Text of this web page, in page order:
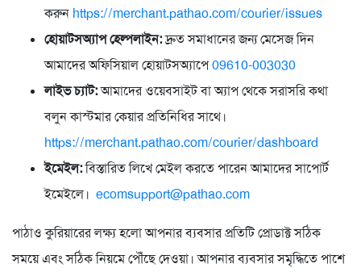
করুন https://merchant.pathao.com/courier/issues
হোয়াটসঅ্যাপ হেল্পলাইন:দ্রুত সমাধানের জন্য মেসেজ দিন
আমাদের অফিসিয়াল হোয়াটসঅ্যাপে09610-003030
লাইভ চ্যাট:আমাদের ওয়েবসাইট বা অ্যাপ থেকে সরাসরি কথা
বলুন কাস্টমার কেয়ার প্রতিনিধির সাথে।
https://merchant.pathao.com/courier/dashboard
ইমেইল:বিস্তারিত লিখে মেইল করতে পারেন আমাদের সাপোর্ট
ইমেইলে। ecomsupport@pathao.com
পাঠাও কুরিয়ারের লক্ষ্য হলো আপনার ব্যবসার প্রতিটি প্রোডাক্ট সঠিক
সময়ে এবং সঠিক নিয়মে পৌঁছে দেওয়া। আপনার ব্যবসার সমৃদ্ধিতে পাশে